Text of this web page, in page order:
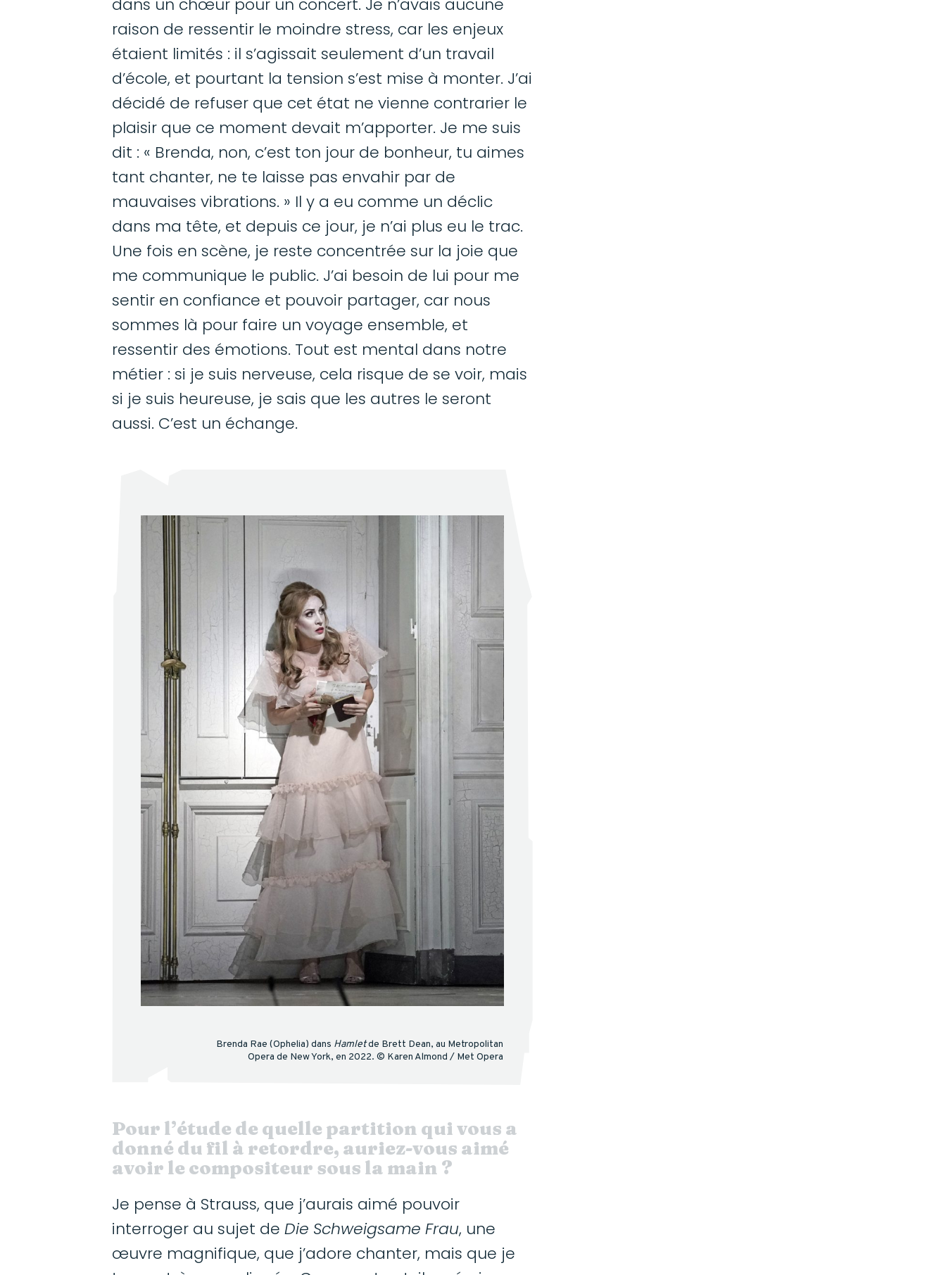
raison de ressentir le moindre stress, car les enjeux
étaient limités : il s’agissait seulement d’un travail
d’école, et pourtant la tension s’est mise à monter. J’ai
décidé de refuser que cet état ne vienne contrarier le
plaisir que ce moment devait m’apporter. Je me suis
dit : « Brenda, non, c’est ton jour de bonheur, tu aimes
tant chanter, ne te laisse pas envahir par de
mauvaises vibrations. » Il y a eu comme un déclic
dans ma tête, et depuis ce jour, je n’ai plus eu le trac.
Une fois en scène, je reste concentrée sur la joie que
me communique le public. J’ai besoin de lui pour me
sentir en confiance et pouvoir partager, car nous
sommes là pour faire un voyage ensemble, et
ressentir des émotions. Tout est mental dans notre
métier : si je suis nerveuse, cela risque de se voir, mais
si je suis heureuse, je sais que les autres le seront
aussi. C’est un échange.
Brenda Rae (Ophelia) dans Hamletde Brett Dean, au Metropolitan
Opera de New York, en 2022. © Karen Almond / Met Opera
Pour l’étude de quelle partition qui vous a
donné du fil à retordre, auriez-vous aimé
avoir le compositeur sous la main ?
Je pense à Strauss, que j’aurais aimé pouvoir
interroger au sujet de Die Schweigsame Frau, une
œuvre magnifique, que j’adore chanter, mais que je